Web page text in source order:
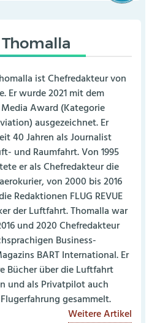
ist Chefredakteur von
Er wurde 2021 mit dem
Award (Kategorie
ausgezeichnet. Er
40 Jahren als Journalist
und Raumfahrt. Von 1995
er als Chefredakteur die
von 2000 bis 2016
Redaktionen FLUG REVUE
der Luftfahrt. Thomalla war
und 2020 Chefredakteur
Business-
BART International. Er
Bücher über die Luftfahrt
und als Privatpilot auch
gesammelt.
Weitere Artikel